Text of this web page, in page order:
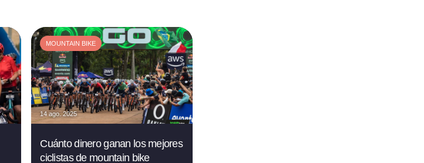
MOUNTAIN BIKE
14 ago. 2025
Cuánto dinero ganan los mejores
ciclistas de mountain bike